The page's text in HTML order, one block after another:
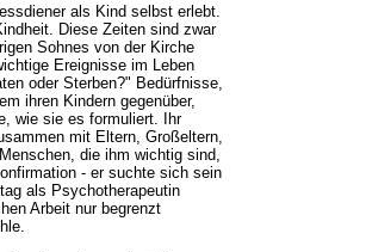
als Kind selbst erlebt.
Diese Zeiten sind zwar
Sohnes von der Kirche
Ereignisse im Leben
oder Sterben?" Bedürfnisse,
ihren Kindern gegenüber,
wie sie es formuliert. Ihr
mit Eltern, Großeltern,
die ihm wichtig sind,
- er suchte sich sein
als Psychotherapeutin
Arbeit nur begrenzt